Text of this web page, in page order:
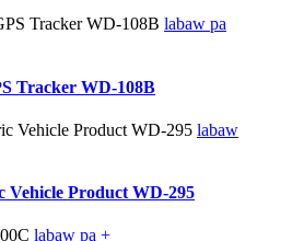
labaw pa
Tracker WD-108B
labaw
Vehicle Product WD-295
labaw pa +